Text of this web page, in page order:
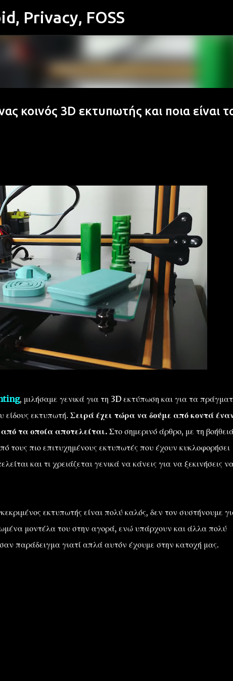
Μετάβαση στο κύριο περιεχόμενο
Privacy, FOSS
κοινός 3D εκτυπωτής και ποια είναι
, μιλήσαμε γενικά για τη 3D εκτύπωση και για τα
είδους εκτυπωτή. Σειρά έχει τώρα να δούμε από κοντά
τα οποία αποτελείται.Στο σημερινό άρθρο, με τη
τους πιο επιτυχημένους εκτυπωτές που έχουν κυκλοφορήσει
και τι χρειάζεται γενικά να κάνεις για να ξεκινήσεις
εκτυπωτής είναι πολύ καλός, δεν τον συστήνουμε
μοντέλα του στην αγορά, ενώ υπάρχουν και άλλα πολύ
παράδειγμα γιατί απλά αυτόν έχουμε στην κατοχή μας.